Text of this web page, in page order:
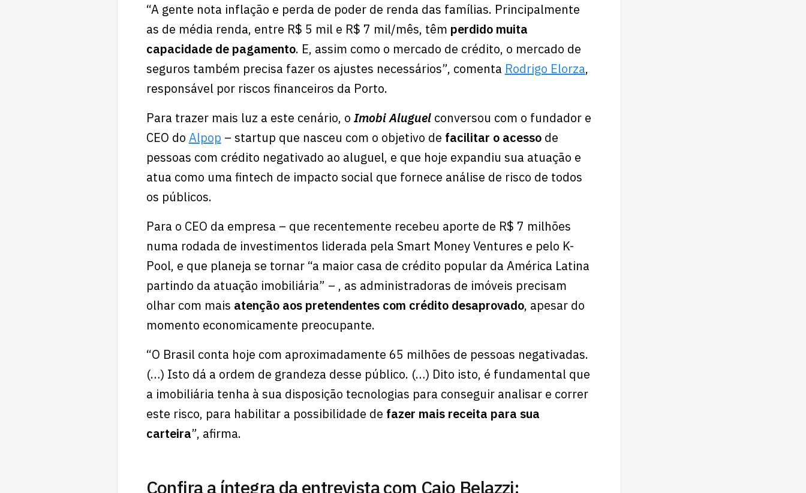
“A gente nota inflação e perda de poder de renda das famílias. Principalmente
as de média renda, entre R$ 5 mil e R$ 7 mil/mês, têm perdido muita
capacidade de pagamento. E, assim como o mercado de crédito, o mercado de
seguros também precisa fazer os ajustes necessários”, comenta Rodrigo Elorza,
responsável por riscos financeiros da Porto.
Para trazer mais luz a este cenário, o Imobi Aluguel conversou com o fundador e
CEO do Alpop – startup que nasceu com o objetivo de facilitar o acesso de
pessoas com crédito negativado ao aluguel, e que hoje expandiu sua atuação e
atua como uma fintech de impacto social que fornece análise de risco de todos
os públicos.
Para o CEO da empresa – que recentemente recebeu aporte de R$ 7 milhões
numa rodada de investimentos liderada pela Smart Money Ventures e pelo K-
Pool, e que planeja se tornar “a maior casa de crédito popular da América Latina
partindo da atuação imobiliária” – , as administradoras de imóveis precisam
olhar com mais atenção aos pretendentes com crédito desaprovado, apesar do
momento economicamente preocupante.
“O Brasil conta hoje com aproximadamente 65 milhões de pessoas negativadas.
(…) Isto dá a ordem de grandeza desse público. (…) Dito isto, é fundamental que
a imobiliária tenha à sua disposição tecnologias para conseguir analisar e correr
este risco, para habilitar a possibilidade de fazer mais receita para sua
carteira”, afirma.
Confira a íntegra da entrevista com Caio Belazzi: